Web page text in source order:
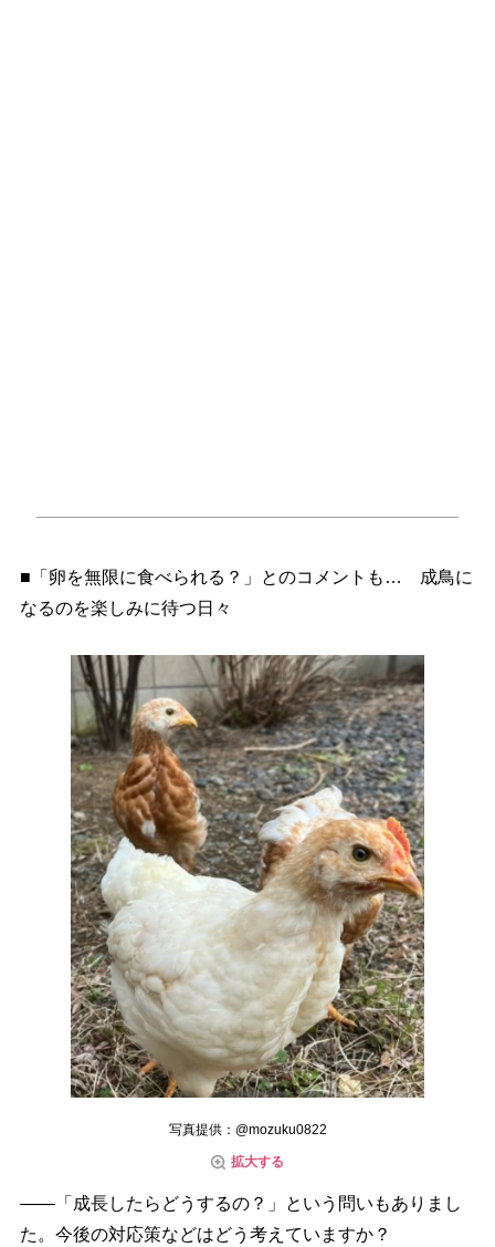
■「卵を無限に食べられる？」とのコメントも… 成鳥に
なるのを楽しみに待つ日々
写真提供：@mozuku0822
拡大する
――「成長したらどうするの？」という問いもありまし
た。今後の対応策などはどう考えていますか？